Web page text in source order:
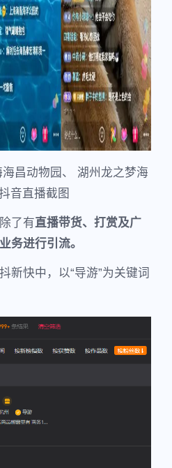
昌动物园、 湖州龙之梦海
音直播截图
了有直播带货、打赏及广
务进行引流。
新快中，以“导游”为关键词